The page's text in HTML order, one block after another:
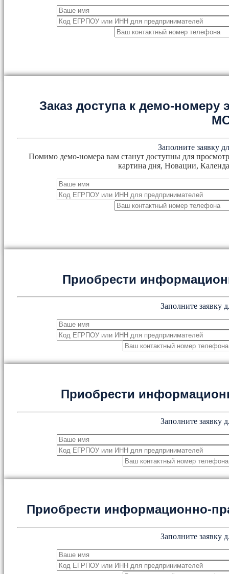
Заказ доступа к демо-номеру
Заполните заявку
Помимо демо-номера вам станут доступны для
картина дня, Новации,
Приобрести
Заполните заявку
Приобрести
Заполните заявку
Приобрести информационно-
Заполните заявку